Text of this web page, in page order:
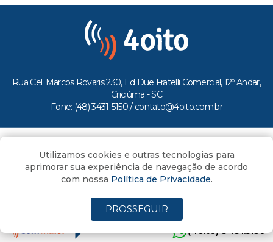
Rua Cel. Marcos Rovaris 230, Ed Due Fratelli Comercial, 12º Andar,
Criciúma - SC
Fone: (48) 3431-5150 / contato@4oito.com.br
Todos os direitos reservados ao Portal 4oito
(4oito) 3431.5150
Utilizamos cookies e outras tecnologias para
aprimorar sua experiência de navegação de acordo
com nossa Política de Privacidade.
PROSSEGUIR